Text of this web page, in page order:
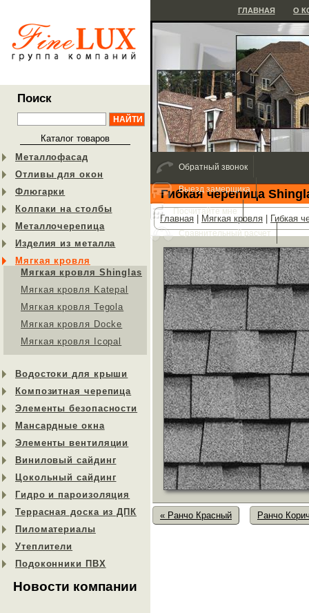
Поиск
Каталог товаров
Металлофасад
Отливы для окон
Флюгарки
Колпаки на столбы
Металлочерепица
Изделия из металла
Мягкая кровля
Мягкая кровля Shinglas
Мягкая кровля Katepal
Мягкая кровля Tegola
Мягкая кровля Docke
Мягкая кровля Icopal
Водостоки для крыши
Композитная черепица
Элементы безопасности
Мансардные окна
Элементы вентиляции
Виниловый сайдинг
Цокольный сайдинг
Гидро и пароизоляция
Террасная доска из ДПК
Пиломатериалы
Утеплители
Подоконники ПВХ
Новости компании
ГЛАВНАЯ О
Гибкая черепица
Главная Мягкая кровля Гибкая
« Ранчо Красный Ранчо
Обратный звонок
Выезд замерщика
Посчитайте мне
Сравнительный расчет